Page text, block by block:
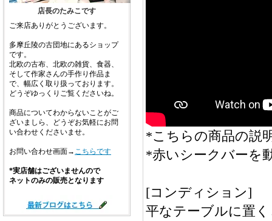
店長のたみこです
ご来店ありがとうございます。
多摩丘陵の古団地にあるショップ
です。
北欧の古布、北欧の雑貨、食器、
そして作家さんの手作り作品ま
で、幅広く取り扱っております。
どうぞゆっくりご覧くださいね。
商品についてわからないことがご
ざいましら、どうぞお気軽にお問
い合わせくださいませ。
お問い合わせ画面→ こちらです
*実店舗はございませんので
ネットのみの販売となります
*こちらの商品の説
*赤いシークバーを
[コンディション]
平なテーブルに置